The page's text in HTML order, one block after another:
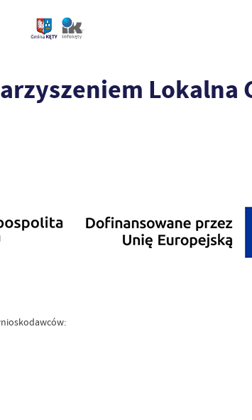
Lokalna